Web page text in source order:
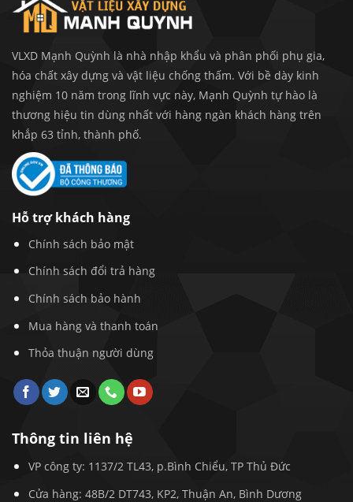
VLXD Mạnh Quỳnh là nhà nhập khẩu và phân phối phụ gia,
hóa chất xây dựng và vật liệu chống thấm. Với bề dày kinh
nghiệm 10 năm trong lĩnh vực này, Mạnh Quỳnh tự hào là
thương hiệu tin dùng nhất với hàng ngàn khách hàng trên
khắp 63 tỉnh, thành phố.
Hỗ trợ khách hàng
Chính sách bảo mật
Chính sách đổi trả hàng
Chính sách bảo hành
Mua hàng và thanh toán
Thỏa thuận người dùng
Thông tin liên hệ
VP công ty: 1137/2 TL43, p.Bình Chiểu, TP Thủ Đức
Cửa hàng: 48B/2 DT743, KP2, Thuận An, Bình Dương